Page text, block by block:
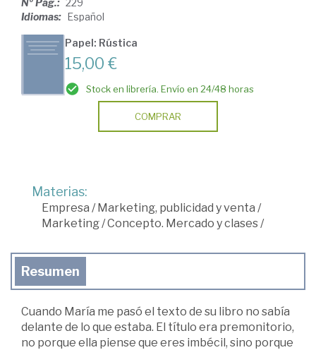
Idiomas: Español
Papel: Rústica
15,00 €
Stock en librería. Envío en 24/48 horas
COMPRAR
Materias:
Empresa /Marketing, publicidad y venta /
Marketing /Concepto. Mercado y clases /
Resumen
Cuando María me pasó el texto de su libro no sabía
delante de lo que estaba. El título era premonitorio,
no porque ella piense que eres imbécil, sino porque